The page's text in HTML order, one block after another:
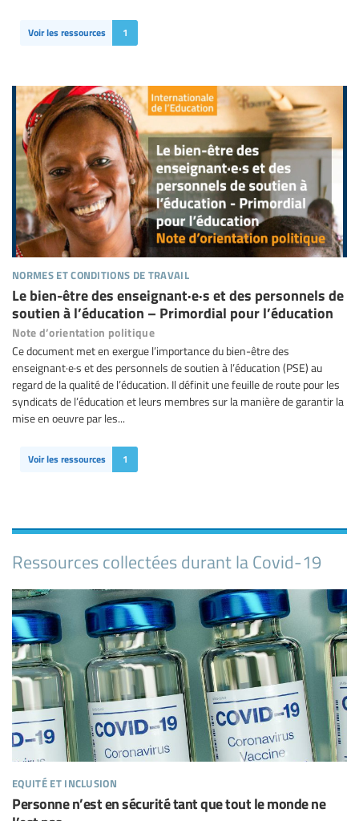
Voir les ressources 1
normes et conditions de travail
Le bien-être des enseignant·e·s et des personnels de
soutien à l’éducation – Primordial pour l’éducation
Note d’orientation politique
Ce document met en exergue l’importance du bien-être des
enseignant·e·s et des personnels de soutien à l’éducation (PSE) au
regard de la qualité de l’éducation. Il définit une feuille de route pour les
syndicats de l’éducation et leurs membres sur la manière de garantir la
mise en oeuvre par les...
Voir les ressources 1
Ressources collectées durant la Covid-19
equité et inclusion
Personne n’est en sécurité tant que tout le monde ne